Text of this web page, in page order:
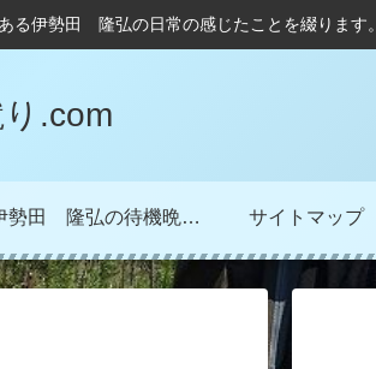
る伊勢田 隆弘の日常の感じたことを綴ります。
.com
伊勢田 隆弘の待機晩成記！ サイトマップ